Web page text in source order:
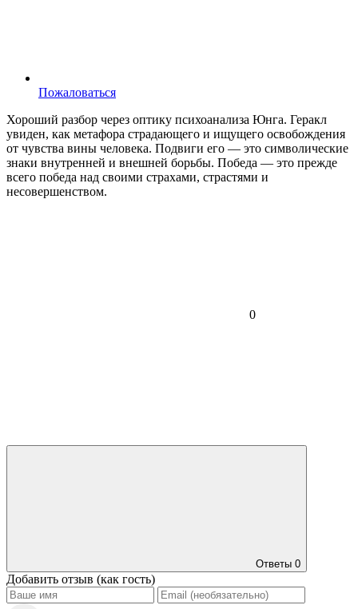
Пожаловаться
Хороший разбор через оптику психоанализа Юнга. Геракл
увиден, как метафора страдающего и ищущего освобождения
от чувства вины человека. Подвиги его — это символические
знаки внутренней и внешней борьбы. Победа — это прежде
всего победа над своими страхами, страстями и
несовершенством.
0
Ответы 0
Добавить отзыв (как гость)